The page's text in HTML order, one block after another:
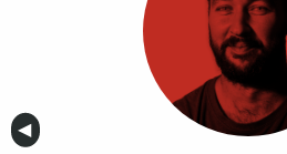
Anterior
◀︎